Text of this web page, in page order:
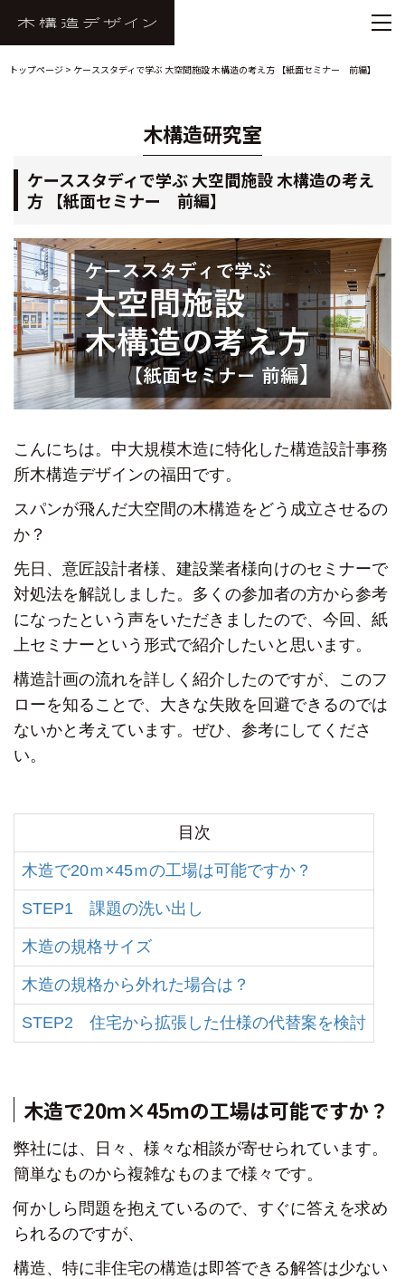
トップページ > ケーススタディで学ぶ 大空間施設 木構造の考え方 【紙面セミナー 前編】
木構造研究室
ケーススタディで学ぶ 大空間施設 木構造の考え
方 【紙面セミナー 前編】
こんにちは。中大規模木造に特化した構造設計事務
所木構造デザインの福田です。
スパンが飛んだ大空間の木構造をどう成立させるの
か？
先日、意匠設計者様、建設業者様向けのセミナーで
対処法を解説しました。多くの参加者の方から参考
になったという声をいただきましたので、今回、紙
上セミナーという形式で紹介したいと思います。
構造計画の流れを詳しく紹介したのですが、このフ
ローを知ることで、大きな失敗を回避できるのでは
ないかと考えています。ぜひ、参考にしてくださ
い。
目次
木造で20ｍ×45ｍの工場は可能ですか？
STEP1 課題の洗い出し
木造の規格サイズ
木造の規格から外れた場合は？
STEP2 住宅から拡張した仕様の代替案を検討
木造で20ｍ×45ｍの工場は可能ですか？
弊社には、日々、様々な相談が寄せられています。
簡単なものから複雑なものまで様々です。
何かしら問題を抱えているので、 すぐに答えを求め
られるのですが、
構造、特に非住宅の構造は即答できる解答は少ない